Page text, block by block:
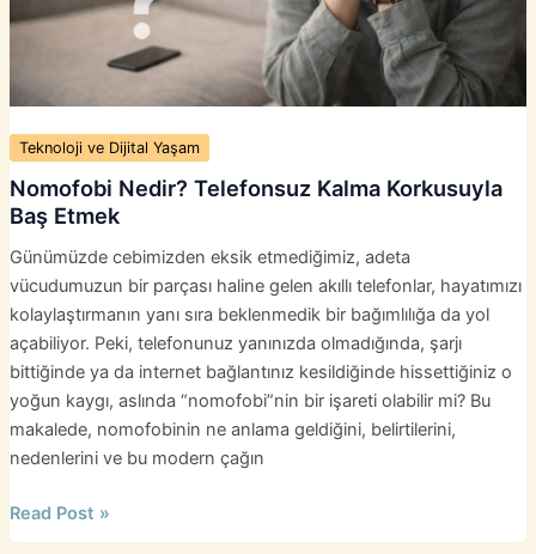
Sormanız
Soru
Teknoloji ve Dijital Yaşam
Nomofobi Nedir? Telefonsuz Kalma Korkusuyla
Baş Etmek
Günümüzde cebimizden eksik etmediğimiz, adeta
vücudumuzun bir parçası haline gelen akıllı telefonlar, hayatımızı
kolaylaştırmanın yanı sıra beklenmedik bir bağımlılığa da yol
açabiliyor. Peki, telefonunuz yanınızda olmadığında, şarjı
bittiğinde ya da internet bağlantınız kesildiğinde hissettiğiniz o
yoğun kaygı, aslında “nomofobi”nin bir işareti olabilir mi? Bu
makalede, nomofobinin ne anlama geldiğini, belirtilerini,
nedenlerini ve bu modern çağın
Nomofobi
Nedir?
Read Post »